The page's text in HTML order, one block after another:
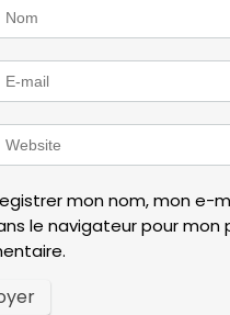
mon nom, mon e-
le navigateur pour mon